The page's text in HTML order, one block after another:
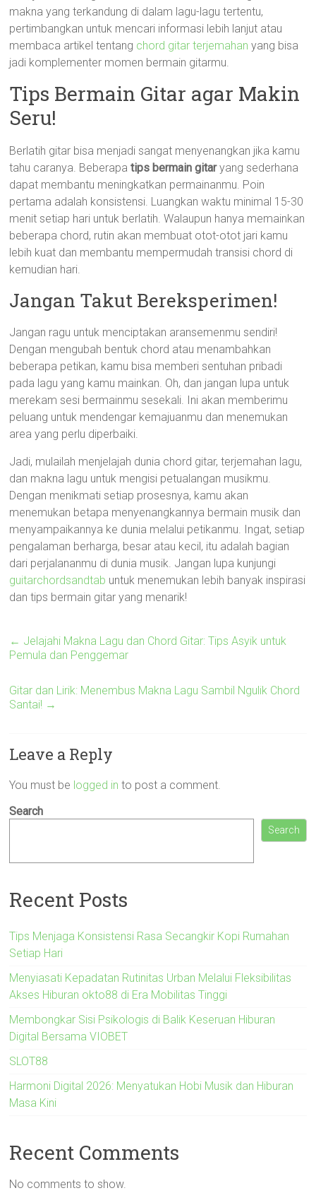
makna yang terkandung di dalam lagu-lagu tertentu,
pertimbangkan untuk mencari informasi lebih lanjut atau
membaca artikel tentang chord gitar terjemahan yang bisa
jadi komplementer momen bermain gitarmu.
Tips Bermain Gitar agar Makin
Seru!
Berlatih gitar bisa menjadi sangat menyenangkan jika kamu
tahu caranya. Beberapatips bermain gitaryang sederhana
dapat membantu meningkatkan permainanmu. Poin
pertama adalah konsistensi. Luangkan waktu minimal 15-30
menit setiap hari untuk berlatih. Walaupun hanya memainkan
beberapa chord, rutin akan membuat otot-otot jari kamu
lebih kuat dan membantu mempermudah transisi chord di
kemudian hari.
Jangan Takut Bereksperimen!
Jangan ragu untuk menciptakan aransemenmu sendiri!
Dengan mengubah bentuk chord atau menambahkan
beberapa petikan, kamu bisa memberi sentuhan pribadi
pada lagu yang kamu mainkan. Oh, dan jangan lupa untuk
merekam sesi bermainmu sesekali. Ini akan memberimu
peluang untuk mendengar kemajuanmu dan menemukan
area yang perlu diperbaiki.
Jadi, mulailah menjelajah dunia chord gitar, terjemahan lagu,
dan makna lagu untuk mengisi petualangan musikmu.
Dengan menikmati setiap prosesnya, kamu akan
menemukan betapa menyenangkannya bermain musik dan
menyampaikannya ke dunia melalui petikanmu. Ingat, setiap
pengalaman berharga, besar atau kecil, itu adalah bagian
dari perjalananmu di dunia musik. Jangan lupa kunjungi
guitarchordsandtab untuk menemukan lebih banyak inspirasi
dan tips bermain gitar yang menarik!
← Jelajahi Makna Lagu dan Chord Gitar: Tips Asyik untuk
Pemula dan Penggemar
Gitar dan Lirik: Menembus Makna Lagu Sambil Ngulik Chord
Santai! →
Leave a Reply
You must be logged in to post a comment.
Search
Search
Recent Posts
Tips Menjaga Konsistensi Rasa Secangkir Kopi Rumahan
Setiap Hari
Menyiasati Kepadatan Rutinitas Urban Melalui Fleksibilitas
Akses Hiburan okto88 di Era Mobilitas Tinggi
Membongkar Sisi Psikologis di Balik Keseruan Hiburan
Digital Bersama VIOBET
SLOT88
Harmoni Digital 2026: Menyatukan Hobi Musik dan Hiburan
Masa Kini
Recent Comments
No comments to show.